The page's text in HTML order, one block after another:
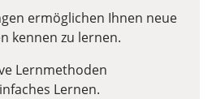
ermöglichen Ihnen neue
kennen zu lernen.
Lernmethoden
Lernen.